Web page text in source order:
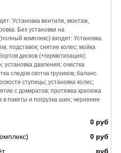
Установка вентиля, монтаж,
Без установки на
комплекс) входят: Установка
подставок; снятие колес; мойка
дисков (+герметизация);
давления; очистка
следов скотча грузиков; баланс.
ступицы; установка колес;
с домкратов; протяжка крепежа
в пакеты и погрузка шин; чернение